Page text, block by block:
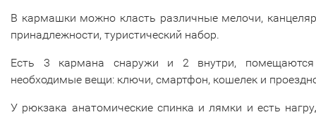
В кармашки можно класть различные мелочи,
принадлежности, туристический набор.
Есть 3 кармана снаружи и 2 внутри,
необходимые вещи: ключи, смартфон, кошелек и
У рюкзака анатомические спинка и лямки и есть